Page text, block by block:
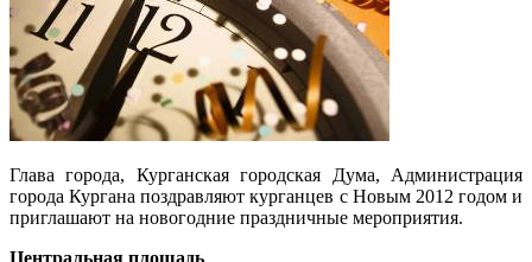
Глава города, Курганская городская Дума, Администрация
города Кургана поздравляют курганцев с Новым 2012 годом и
приглашают на новогодние праздничные мероприятия.